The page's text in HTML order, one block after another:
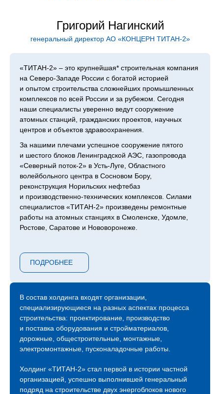
Григорий Нагинский
генеральный директор АО «КОНЦЕРН ТИТАН‑2»
«ТИТАН‑2» – это крупнейшая* строительная компания
на Северо-Западе России с богатой историей
и опытом строительства сложнейших промышленных
комплексов по всей России и за рубежом. Сегодня
наши специалисты уверенно ведут сооружение
атомных станций, гражданских проектов, научных
центров и объектов здравоохранения.
За нашими плечами успешное сооружение пятого
и шестого блоков Ленинградской АЭС, газопровода
«Северный поток-2» в Усть-Луге, Областного
волейбольного центра в Сосновом Бору,
реконструкция Норильских нефтебаз
и производственно-технических комплексов. Силами
специалистов «ТИТАН‑2» произведены ремонтные
работы на атомных станциях в Смоленске, Удомле,
Ростове, Саратове и Нововоронеже.
очереди ЛАЭС – 7 и 8 блоков, градирни второго
энергоблока Курской АЭС, инновационный проект
ОДЭК «Прорыв» с реактором на быстрых нейтронах
в Северске, Центра коллективного пользования
«Сибирский кольцевой источник фотонов»
С 2015 года холдинг «ТИТАН‑2» присутствует
на международной арене атомных строек и на
сегодняшний день мы являемся генеральными
АЭС «Аккую» в Турции, АЭС «Эль-Дабаа» в Египте,
АЭС «Пакш-2» в Венгрии.
ПОДРОБНЕЕ
В состав холдинга входят организации,
специализирующиеся на разных аспектах процесса
строительства: проектирование, производство
и поставка оборудования и стройматериалов,
дорожные, общестроительные, монтажные,
электромонтажные, пусконаладочные работы.
Холдинг «ТИТАН‑2» стал первой в истории частной
организацией, успешно выполнившей генеральный
подряд на строительстве двух энергоблоков нового